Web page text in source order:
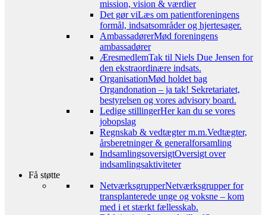
mission, vision & værdier
Det gør viLæs om patientforeningens
formål, indsatsområder og hjertesager.
AmbassadørerMød foreningens
ambassadører
ÆresmedlemTak til Niels Due Jensen for
den ekstraordinære indsats.
OrganisationMød holdet bag
Organdonation – ja tak! Sekretariatet,
bestyrelsen og vores advisory board.
Ledige stillingerHer kan du se vores
jobopslag
Regnskab & vedtægter m.m.Vedtægter,
årsberetninger & generalforsamling
IndsamlingsoversigtOversigt over
indsamlingsaktiviteter
Få støtte
NetværksgrupperNetværksgrupper for
transplanterede unge og voksne – kom
med i et stærkt fællesskab.